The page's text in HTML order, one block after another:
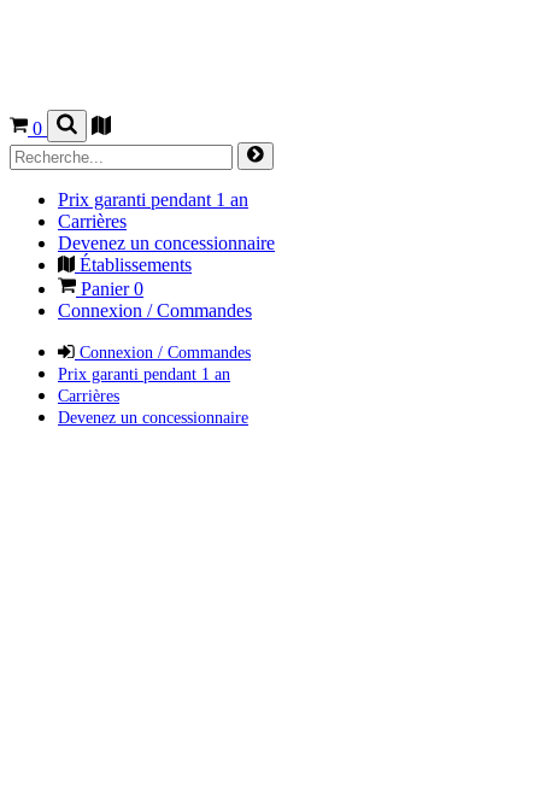
0
Prix garanti pendant 1 an
Carrières
Devenez un concessionnaire
Établissements
Panier0
Connexion / Commandes
Connexion / Commandes
Prix garanti pendant 1 an
Carrières
Devenez un concessionnaire